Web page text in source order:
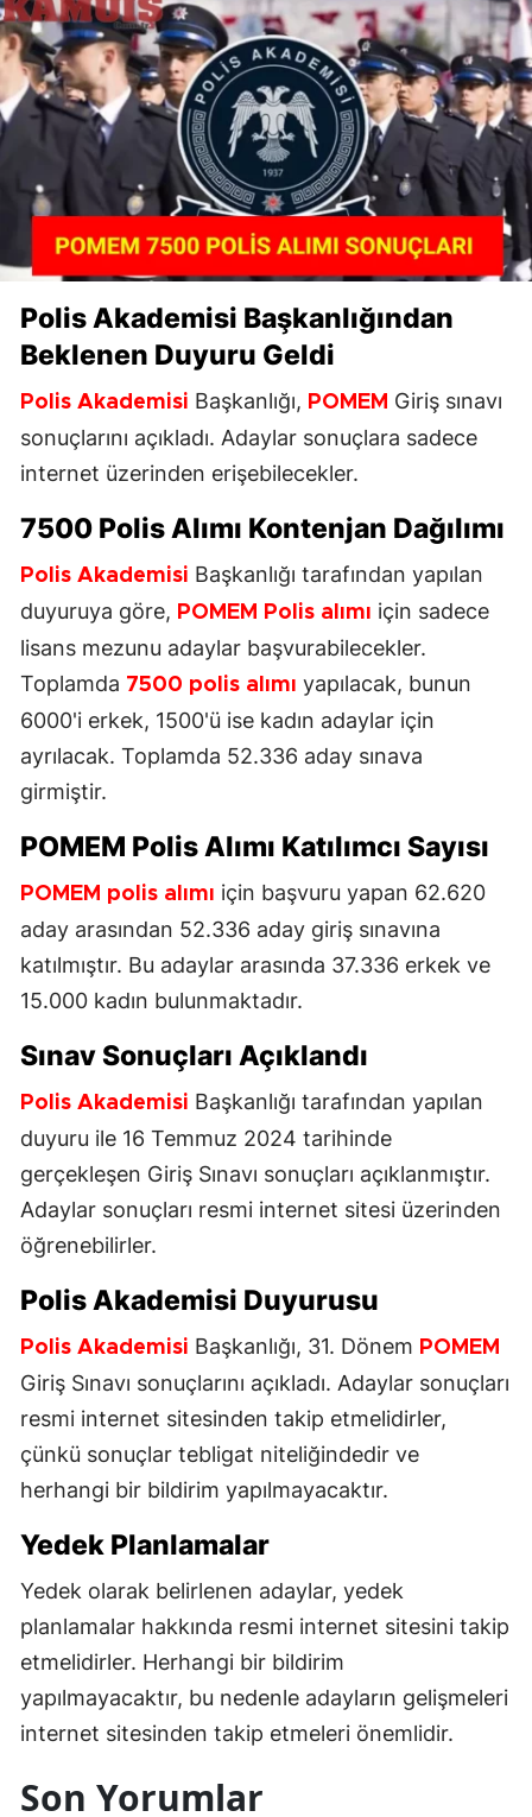
Polis Akademisi Başkanlığından
Beklenen Duyuru Geldi
Polis Akademisi Başkanlığı, POMEM Giriş sınavı
sonuçlarını açıkladı. Adaylar sonuçlara sadece
internet üzerinden erişebilecekler.
7500 Polis Alımı Kontenjan Dağılımı
Polis Akademisi Başkanlığı tarafından yapılan
duyuruya göre, POMEM Polis alımı için sadece
lisans mezunu adaylar başvurabilecekler.
Toplamda 7500 polis alımı yapılacak, bunun
6000'i erkek, 1500'ü ise kadın adaylar için
ayrılacak. Toplamda 52.336 aday sınava
girmiştir.
POMEM Polis Alımı Katılımcı Sayısı
POMEM polis alımı için başvuru yapan 62.620
aday arasından 52.336 aday giriş sınavına
katılmıştır. Bu adaylar arasında 37.336 erkek ve
15.000 kadın bulunmaktadır.
Sınav Sonuçları Açıklandı
Polis Akademisi Başkanlığı tarafından yapılan
duyuru ile 16 Temmuz 2024 tarihinde
gerçekleşen Giriş Sınavı sonuçları açıklanmıştır.
Adaylar sonuçları resmi internet sitesi üzerinden
öğrenebilirler.
Polis Akademisi Duyurusu
Polis Akademisi Başkanlığı, 31. Dönem POMEM
Giriş Sınavı sonuçlarını açıkladı. Adaylar sonuçları
resmi internet sitesinden takip etmelidirler,
çünkü sonuçlar tebligat niteliğindedir ve
herhangi bir bildirim yapılmayacaktır.
Yedek Planlamalar
Yedek olarak belirlenen adaylar, yedek
planlamalar hakkında resmi internet sitesini takip
etmelidirler. Herhangi bir bildirim
yapılmayacaktır, bu nedenle adayların gelişmeleri
internet sitesinden takip etmeleri önemlidir.
Son Yorumlar